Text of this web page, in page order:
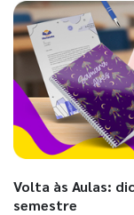
Volta às Aulas:
semestre